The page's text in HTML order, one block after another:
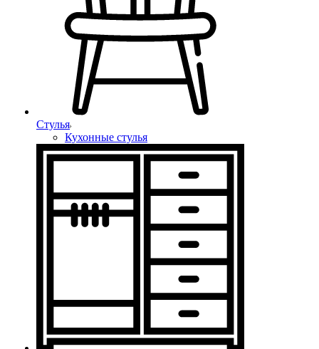
Стулья
Кухонные стулья